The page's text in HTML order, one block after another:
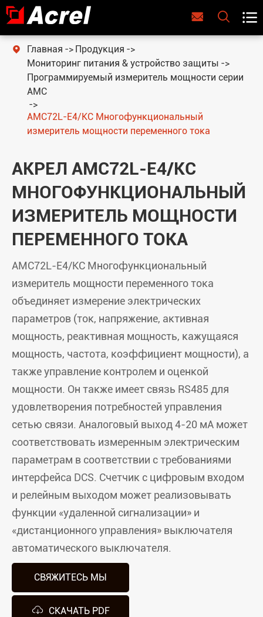
  
 Главная
Продукция
Мониторинг питания & устройство защиты
Программируемый измеритель мощности серии
AMC
AMC72L-E4/KC Многофункциональный
измеритель мощности переменного тока
АКРЕЛ AMC72L-E4/KC
МНОГОФУНКЦИОНАЛЬНЫЙ
ИЗМЕРИТЕЛЬ МОЩНОСТИ
ПЕРЕМЕННОГО ТОКА
AMC72L-E4/KC Многофункциональный
измеритель мощности переменного тока
объединяет измерение электрических
параметров (ток, напряжение, активная
мощность, реактивная мощность, кажущаяся
мощность, частота, коэффициент мощности), а
также управление контролем и оценкой
мощности. Он также имеет связь RS485 для
удовлетворения потребностей управления
сетью связи. Аналоговый выход 4-20 мА может
соответствовать измеренным электрическим
параметрам в соответствии с требованиями
интерфейса DCS. Счетчик с цифровым входом
и релейным выходом может реализовывать
функции «удаленной сигнализации» и
«дистанционного управления» выключателя
автоматического выключателя.
СВЯЖИТЕСЬ МЫ
 СКАЧАТЬ PDF